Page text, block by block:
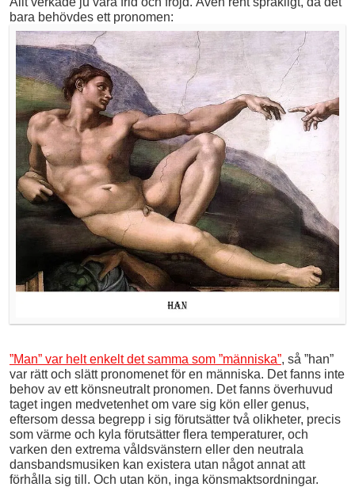
bara behövdes ett pronomen:
”Man” var helt enkelt det samma som ”människa”, så ”han”
var rätt och slätt pronomenet för en människa. Det fanns inte
behov av ett könsneutralt pronomen. Det fanns överhuvud
taget ingen medvetenhet om vare sig kön eller genus,
eftersom dessa begrepp i sig förutsätter två olikheter, precis
som värme och kyla förutsätter flera temperaturer, och
varken den extrema våldsvänstern eller den neutrala
dansbands­musiken kan existera utan något annat att
förhålla sig till. Och utan kön, inga könsmaktsordningar.